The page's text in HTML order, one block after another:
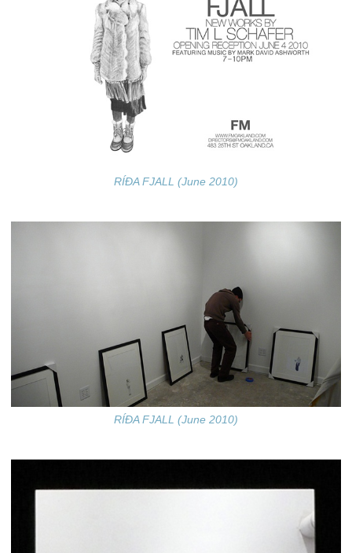
RÍÐA FJALL (June 2010)
RÍÐA FJALL (June 2010)